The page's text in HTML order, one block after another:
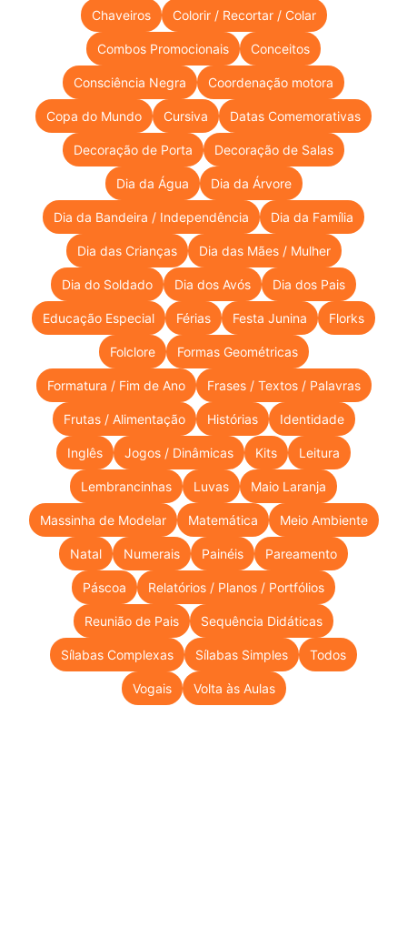
Chaveiros Colorir / Recortar / Colar
Combos Promocionais Conceitos
Consciência Negra Coordenação motora
Copa do Mundo Cursiva Datas Comemorativas
Decoração de Porta Decoração de Salas
Dia da Água Dia da Árvore
Dia da Bandeira / Independência Dia da Família
Dia das Crianças Dia das Mães / Mulher
Dia do Soldado Dia dos Avós Dia dos Pais
Educação Especial Férias Festa Junina Florks
Folclore Formas Geométricas
Formatura / Fim de Ano Frases / Textos / Palavras
Frutas / Alimentação Histórias Identidade
Inglês Jogos / Dinâmicas Kits Leitura
Lembrancinhas Luvas Maio Laranja
Massinha de Modelar Matemática Meio Ambiente
Natal Numerais Painéis Pareamento
Páscoa Relatórios / Planos / Portfólios
Reunião de Pais Sequência Didáticas
Sílabas Complexas Sílabas Simples Todos
Vogais Volta às Aulas